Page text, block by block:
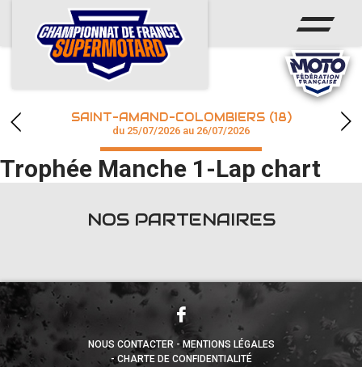
ACCUEIL
ACTUS
CALENDRIER
CHAMPIONNAT
RÉSULTATS
SAINT-AMAND-COLOMBIERS (18)
du 25/07/2026 au 26/07/2026
Trophée Manche 1-Lap chart
NOS PARTENAIRES
NOUS CONTACTER
MENTIONS LÉGALES
CHARTE DE CONFIDENTIALITÉ